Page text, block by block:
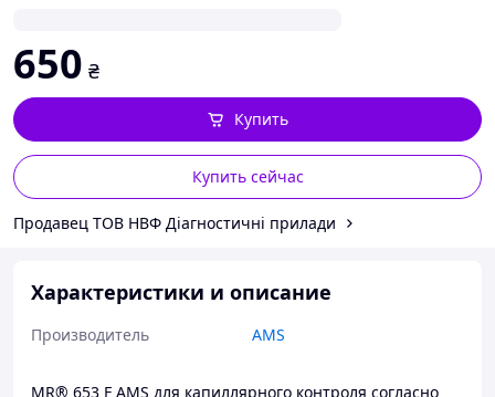
650 ₴
Купить сейчас
Купить
Продавец ТОВ НВФ Діагностичні прилади
Характеристики и описание
Производитель AMS
MR® 653 F AMS для капиллярного контроля согласно